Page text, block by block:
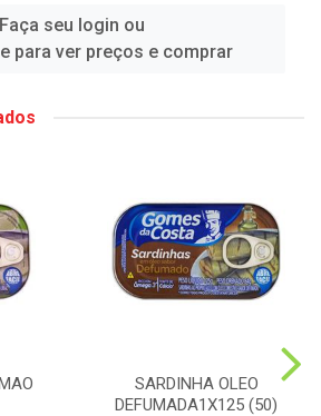
Faça seu login ou
para ver preços e comprar
SARDINHA OLEO
DEFUMADA1X125 (50)